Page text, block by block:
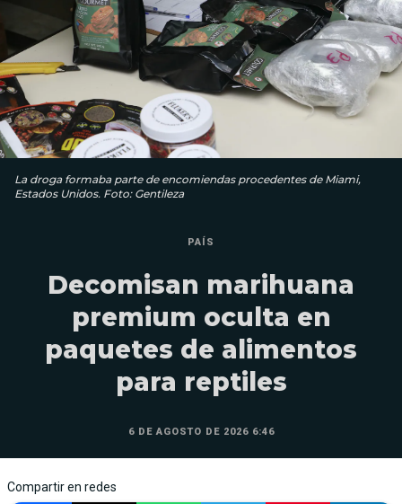
La droga formaba parte de encomiendas procedentes de Miami,
Estados Unidos. Foto: Gentileza
PAÍS
Decomisan marihuana
premium oculta en
paquetes de alimentos
para reptiles
6 DE AGOSTO DE 2026 6:46
Compartir en redes